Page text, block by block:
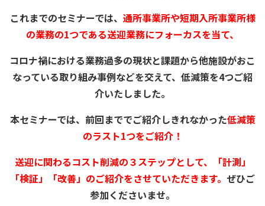
これまでのセミナーでは、 通所事業所や短期入所事業所様
の業務の1つである送迎業務にフォーカスを当て、
コロナ禍における業務過多の現状と課題から他施設がおこ
なっている取り組み事例などを交えて、低減策を4つご紹
介いたしました。
本セミナーでは、前回まででご紹介しきれなかった低減策
のラスト1つをご紹介！
送迎に関わるコスト削減の３ステップとして、「計測」
「検証」「改善」のご紹介をさせていただきます。 ぜひご
参加くださいませ。